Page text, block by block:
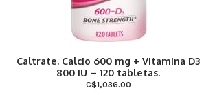
Caltrate. Calcio 600 mg + Vitamina D3
800 IU – 120 tabletas.
C$1,036.00